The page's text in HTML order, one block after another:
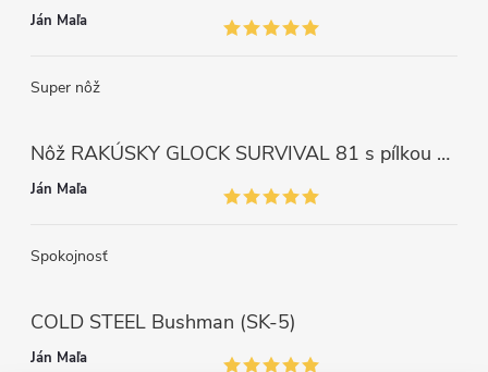
Ján Maľa
Super nôž
Nôž RAKÚSKY GLOCK SURVIVAL 81 s pílkou ZELENÝ
Ján Maľa
Spokojnosť
COLD STEEL Bushman (SK-5)
Ján Maľa